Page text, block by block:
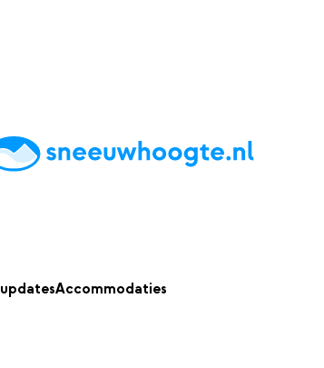
TipsReviewsLive updatesApp
Accommodaties